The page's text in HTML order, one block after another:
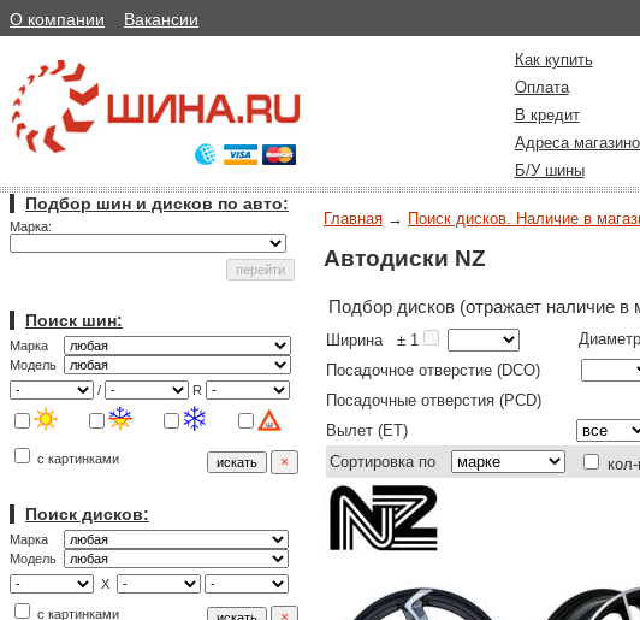
О компании Вакансии
Как купить
Оплата
В кредит
Адреса
Б/У шины
Подбор шин и дисков по авто:
Марка:
Поиск шин:
Марка
Модель
/
R
с картинками
Поиск дисков:
Марка
Модель
X
с картинками
Главная → Поиск дисков. Наличие в
Автодиски NZ
Подбор дисков (отражает наличие в
Ширина ± 1
Посадочное отверстие (DCO)
Посадочные отверстия (PCD)
Вылет (ET)
Сортировка по